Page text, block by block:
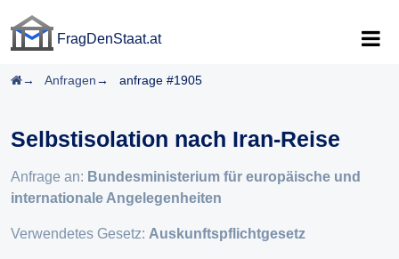
FragDenStaat.at
Startseite
Anfragen anfrage #1905
Selbstisolation nach Iran-Reise
Anfrage an: Bundesministerium für europäische und
internationale Angelegenheiten
Verwendetes Gesetz: Auskunftspflichtgesetz